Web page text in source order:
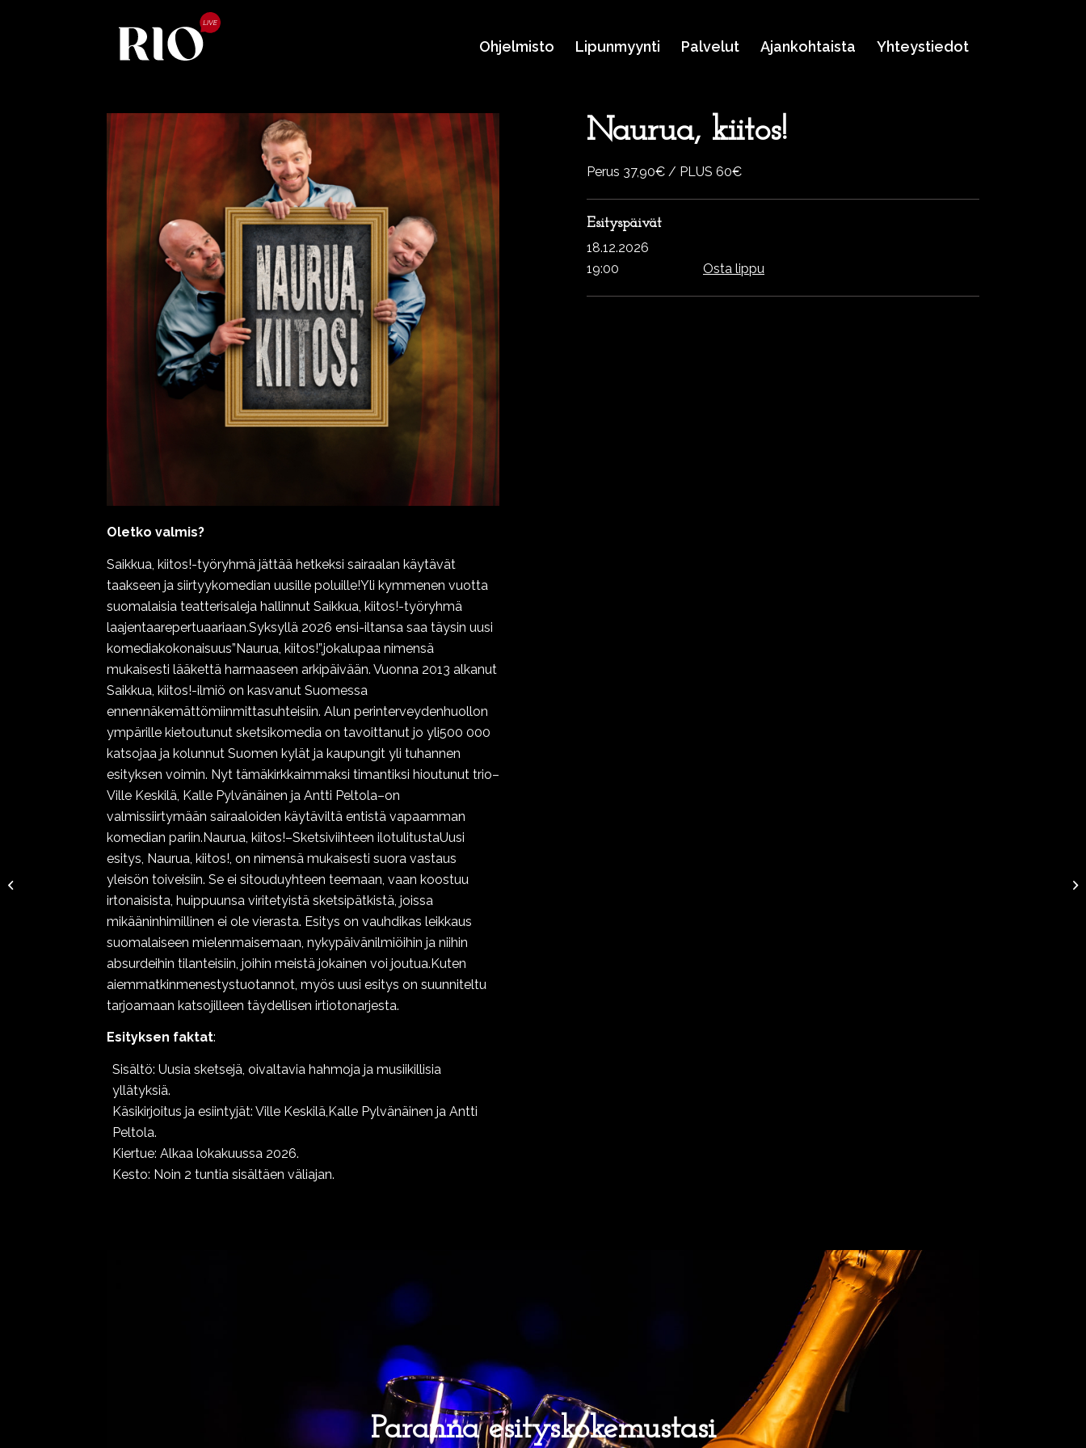
Ohjelmisto Lipunmyynti Palvelut Ajankohtaista Yhteystiedot
Oletko valmis?
Saikkua, kiitos!-työryhmä jättää hetkeksi sairaalan käytävät
taakseen ja siirtyykomedian uusille poluille!Yli kymmenen vuotta
suomalaisia teatterisaleja hallinnut Saikkua, kiitos!-työryhmä
laajentaarepertuaariaan.Syksyllä 2026 ensi-iltansa saa täysin uusi
komediakokonaisuus”Naurua, kiitos!”,jokalupaa nimensä
mukaisesti lääkettä harmaaseen arkipäivään. Vuonna 2013 alkanut
Saikkua, kiitos!-ilmiö on kasvanut Suomessa
ennennäkemättömiinmittasuhteisiin. Alun perinterveydenhuollon
ympärille kietoutunut sketsikomedia on tavoittanut jo yli500 000
katsojaa ja kolunnut Suomen kylät ja kaupungit yli tuhannen
esityksen voimin. Nyt tämäkirkkaimmaksi timantiksi hioutunut trio–
Ville Keskilä, Kalle Pylvänäinen ja Antti Peltola–on
valmissiirtymään sairaaloiden käytäviltä entistä vapaamman
komedian pariin.Naurua, kiitos!–Sketsiviihteen ilotulitustaUusi
esitys, Naurua, kiitos!, on nimensä mukaisesti suora vastaus
yleisön toiveisiin. Se ei sitouduyhteen teemaan, vaan koostuu
irtonaisista, huippuunsa viritetyistä sketsipätkistä, joissa
mikääninhimillinen ei ole vierasta. Esitys on vauhdikas leikkaus
suomalaiseen mielenmaisemaan, nykypäivänilmiöihin ja niihin
absurdeihin tilanteisiin, joihin meistä jokainen voi joutua.Kuten
aiemmatkinmenestystuotannot, myös uusi esitys on suunniteltu
tarjoamaan katsojilleen täydellisen irtiotonarjesta.
Esityksen faktat:
Sisältö: Uusia sketsejä, oivaltavia hahmoja ja musiikillisia
yllätyksiä.
Käsikirjoitus ja esiintyjät: Ville Keskilä,Kalle Pylvänäinen ja Antti
Peltola.
Kiertue: Alkaa lokakuussa 2026.
Kesto: Noin 2 tuntia sisältäen väliajan.
Naurua, kiitos!
Perus 37,90€ / PLUS 60€
Esityspäivät
18.12.2026
19:00
Osta lippu
Paranna esityskokemustasi
Henkilökohtaista